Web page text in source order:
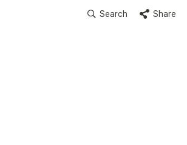
Search Share